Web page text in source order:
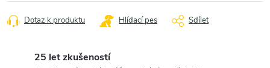
Dotaz k produktu Hlídací pes Sdílet
25 let zkušeností